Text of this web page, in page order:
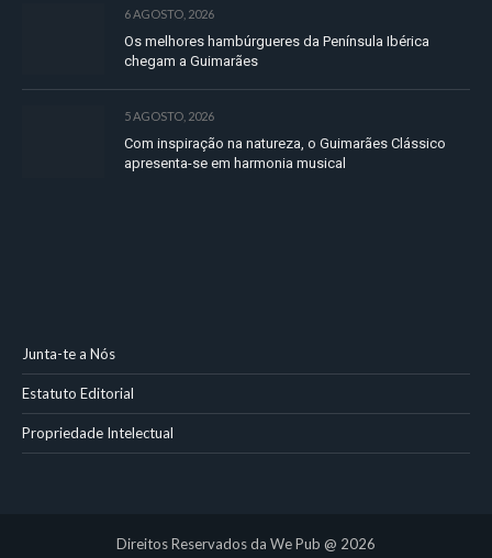
6 AGOSTO, 2026
Os melhores hambúrgueres da Península Ibérica
chegam a Guimarães
5 AGOSTO, 2026
Com inspiração na natureza, o Guimarães Clássico
apresenta-se em harmonia musical
Junta-te a Nós
Estatuto Editorial
Propriedade Intelectual
Direitos Reservados da We Pub @ 2026